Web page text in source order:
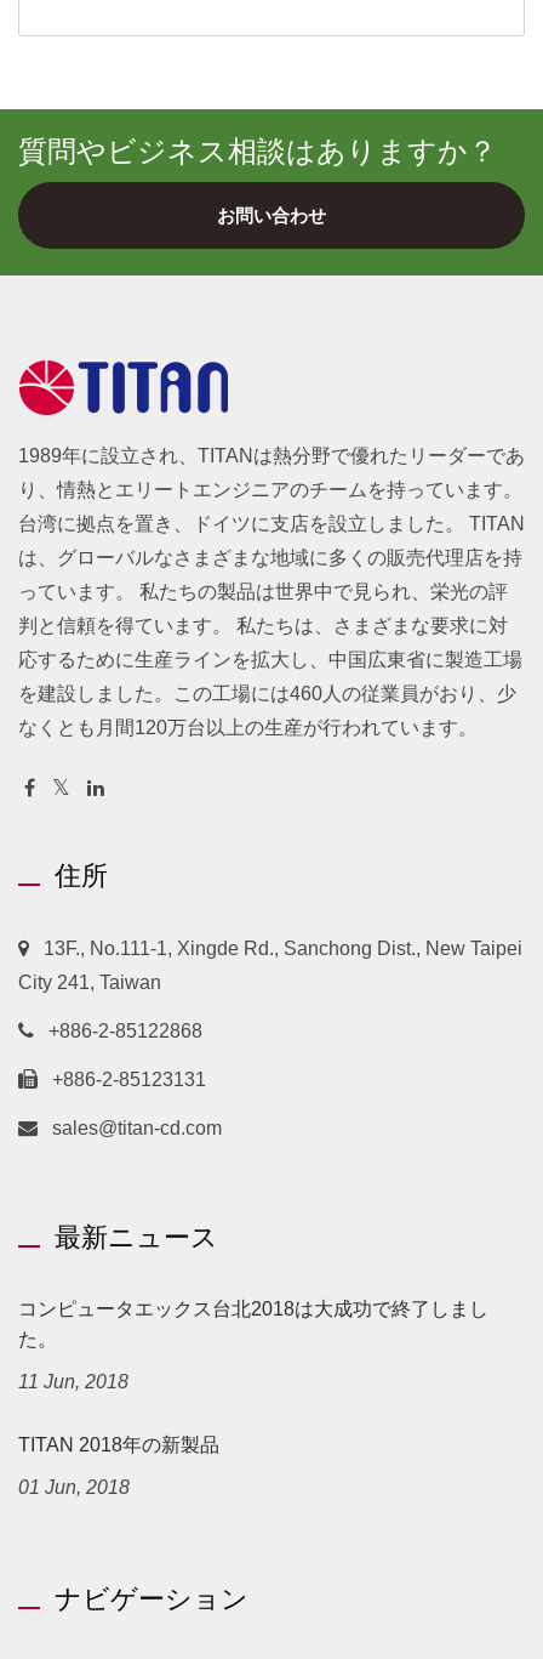
質問やビジネス相談はありますか？
お問い合わせ
1989年に設立され、TITANは熱分野で優れたリーダーであ
り、情熱とエリートエンジニアのチームを持っています。
台湾に拠点を置き、ドイツに支店を設立しました。 TITAN
は、グローバルなさまざまな地域に多くの販売代理店を持
っています。 私たちの製品は世界中で見られ、栄光の評
判と信頼を得ています。 私たちは、さまざまな要求に対
応するために生産ラインを拡大し、中国広東省に製造工場
を建設しました。この工場には460人の従業員がおり、少
なくとも月間120万台以上の生産が行われています。
住所
13F., No.111-1, Xingde Rd., Sanchong Dist., New Taipei
City 241, Taiwan
+886-2-85122868
+886-2-85123131
sales@titan-cd.com
最新ニュース
コンピュータエックス台北2018は大成功で終了しまし
た。
11 Jun, 2018
TITAN 2018年の新製品
01 Jun, 2018
ナビゲーション